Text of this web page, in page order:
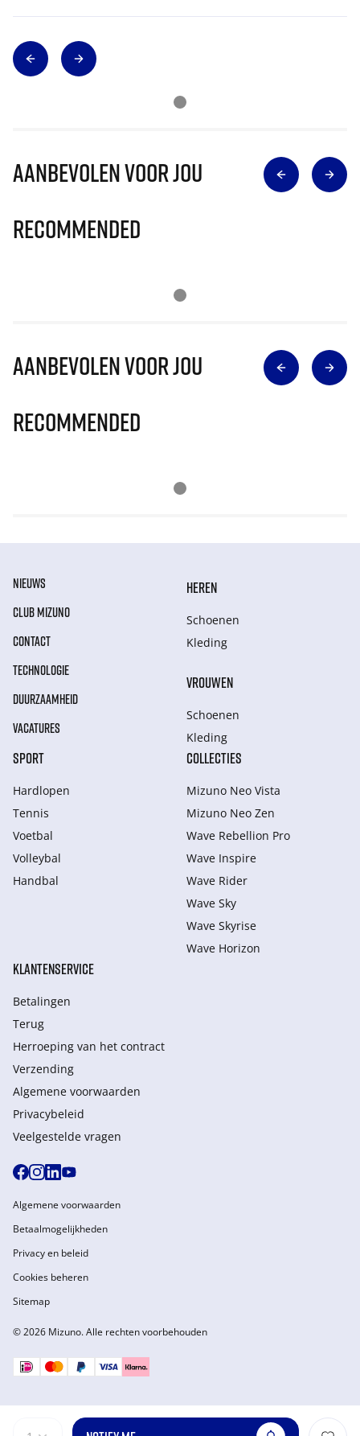
Aanbevolen voor jou
Recommended
Aanbevolen voor jou
Recommended
NIEUWS
CLUB MIZUNO
CONTACT
TECHNOLOGIE
DUURZAAMHEID
VACATURES
HEREN
Schoenen
Kleding
VROUWEN
Schoenen
Kleding
SPORT
Hardlopen
Tennis
Voetbal
Volleybal
Handbal
COLLECTIES
Mizuno Neo Vista
Mizuno Neo Zen
Wave Rebellion Pro
Wave Inspire
Wave Rider
Wave Sky
Wave Skyrise
Wave Horizon
KLANTENSERVICE
Betalingen
Terug
Herroeping van het contract
Verzending
Algemene voorwaarden
Privacybeleid
Veelgestelde vragen
© 2026 Mizuno. Alle rechten voorbehouden
Algemene voorwaarden
Betaalmogelijkheden
Privacy en beleid
Cookies beheren
Sitemap